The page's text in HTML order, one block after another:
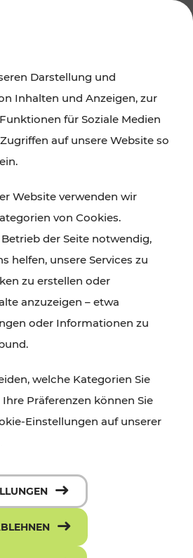
und das Burgenland
und Gastronomie,
Naturgenuss – viele
den Ticket- und Fahrplan-
gut und schnell erreichbar.
Darstellung und
Inhalten und Anzeigen, zur
für Soziale Medien
auf unsere Website so
Website verwenden wir
von Cookies.
der Seite notwendig,
helfen, unsere Services zu
zu erstellen oder
anzuzeigen – etwa
oder Informationen zu
welche Kategorien Sie
Präferenzen können Sie
Einstellungen auf unserer